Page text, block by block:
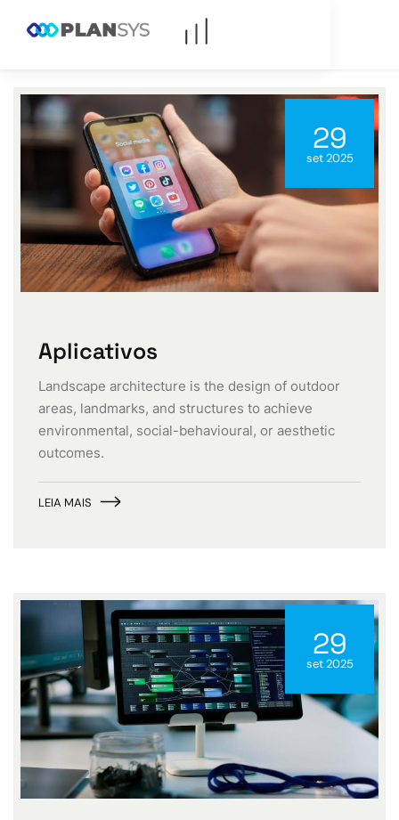
29
set 2025
Aplicativos
Landscape architecture is the design of outdoor
areas, landmarks, and structures to achieve
environmental, social-behavioural, or aesthetic
outcomes.
LEIA MAIS
29
set 2025